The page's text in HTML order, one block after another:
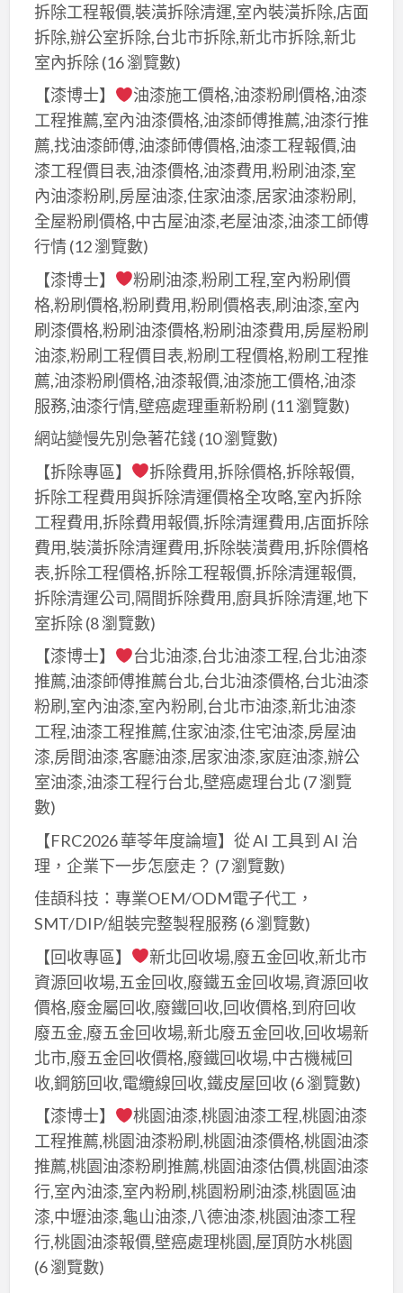
拆除工程報價,裝潢拆除清運,室內裝潢拆除,店面
拆除,辦公室拆除,台北市拆除,新北市拆除,新北
室內拆除(16 瀏覽數)
【漆博士】
油漆施工價格,油漆粉刷價格,油漆
工程推薦,室內油漆價格,油漆師傅推薦,油漆行推
薦,找油漆師傅,油漆師傅價格,油漆工程報價,油
漆工程價目表,油漆價格,油漆費用,粉刷油漆,室
內油漆粉刷,房屋油漆,住家油漆,居家油漆粉刷,
全屋粉刷價格,中古屋油漆,老屋油漆,油漆工師傅
行情(12 瀏覽數)
【漆博士】
粉刷油漆,粉刷工程,室內粉刷價
格,粉刷價格,粉刷費用,粉刷價格表,刷油漆,室內
刷漆價格,粉刷油漆價格,粉刷油漆費用,房屋粉刷
油漆,粉刷工程價目表,粉刷工程價格,粉刷工程推
薦,油漆粉刷價格,油漆報價,油漆施工價格,油漆
服務,油漆行情,壁癌處理重新粉刷 (11 瀏覽數)
網站變慢先別急著花錢(10 瀏覽數)
【拆除專區】
拆除費用,拆除價格,拆除報價,
拆除工程費用與拆除清運價格全攻略,室內拆除
工程費用,拆除費用報價,拆除清運費用,店面拆除
費用,裝潢拆除清運費用,拆除裝潢費用,拆除價格
表,拆除工程價格,拆除工程報價,拆除清運報價,
拆除清運公司,隔間拆除費用,廚具拆除清運,地下
室拆除(8 瀏覽數)
【漆博士】
台北油漆,台北油漆工程,台北油漆
推薦,油漆師傅推薦台北,台北油漆價格,台北油漆
粉刷,室內油漆,室內粉刷,台北市油漆,新北油漆
工程,油漆工程推薦,住家油漆,住宅油漆,房屋油
漆,房間油漆,客廳油漆,居家油漆,家庭油漆,辦公
室油漆,油漆工程行台北,壁癌處理台北 (7 瀏覽
數)
【FRC2026 華苓年度論壇】從 AI 工具到 AI 治
理，企業下一步怎麼走？ (7 瀏覽數)
佳頡科技：專業OEM/ODM電子代工，
SMT/DIP/組裝完整製程服務(6 瀏覽數)
【回收專區】
新北回收場,廢五金回收,新北市
資源回收場,五金回收,廢鐵五金回收場,資源回收
價格,廢金屬回收,廢鐵回收,回收價格,到府回收
廢五金,廢五金回收場,新北廢五金回收,回收場新
北市,廢五金回收價格,廢鐵回收場,中古機械回
收,鋼筋回收,電纜線回收,鐵皮屋回收(6 瀏覽數)
【漆博士】
桃園油漆,桃園油漆工程,桃園油漆
工程推薦,桃園油漆粉刷,桃園油漆價格,桃園油漆
推薦,桃園油漆粉刷推薦,桃園油漆估價,桃園油漆
行,室內油漆,室內粉刷,桃園粉刷油漆,桃園區油
漆,中壢油漆,龜山油漆,八德油漆,桃園油漆工程
行,桃園油漆報價,壁癌處理桃園,屋頂防水桃園
(6 瀏覽數)